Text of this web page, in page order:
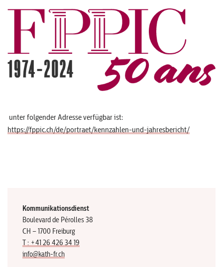
unter folgender Adresse verfügbar ist:
https://fppic.ch/de/portraet/kennzahlen-und-jahresbericht/
Kommunikationsdienst
Boulevard de Pérolles 38
CH – 1700 Freiburg
T : +41 26 426 34 19
info@kath-fr.ch